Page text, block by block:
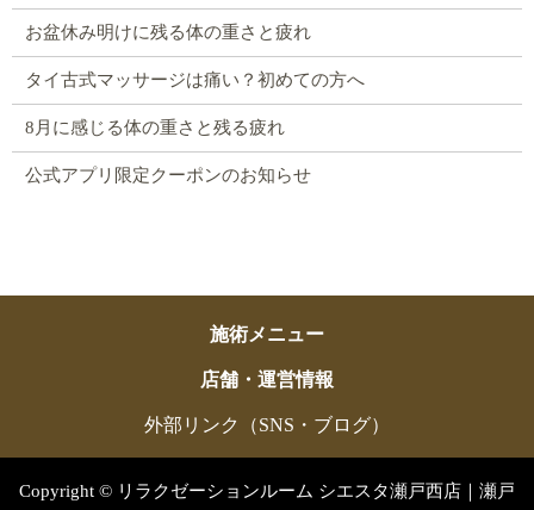
お盆休み明けに残る体の重さと疲れ
タイ古式マッサージは痛い？初めての方へ
8月に感じる体の重さと残る疲れ
公式アプリ限定クーポンのお知らせ
施術メニュー
店舗・運営情報
外部リンク（SNS・ブログ）
Copyright © リラクゼーションルーム シエスタ瀬戸西店｜瀬戸